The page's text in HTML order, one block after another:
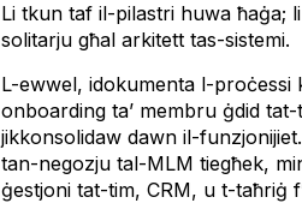
Li tkun taf il-pilastri huwa ħaġa;
solitarju għal arkitett tas-sistemi.
L-ewwel, idokumenta l-proċessi
onboarding ta’ membru ġdid
jikkonsolidaw dawn il-
tan-negozju tal-MLM tiegħek,
ġestjoni tat-tim, CRM, u t-taħriġ